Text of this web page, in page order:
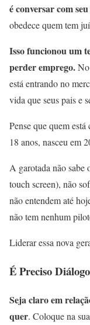
é conversar com
obedece quem tem
Isso funcionou um
perder emprego.
está entrando no
vida que seus pais e
Pense que quem
18 anos, nasceu em
A garotada não sabe
touch screen), não
não entendem até
não tem nenhum
Liderar essa nova
É Preciso
Seja claro em
quer. Coloque na